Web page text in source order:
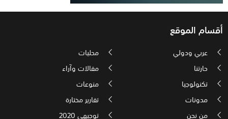
أقسام الموقع
عربي ودولي
محليات
حارتنا
مقالات وآراء
تكنولوجيا
منوعات
مدونات
تقارير مختارة
من نحن
توجيهي 2020